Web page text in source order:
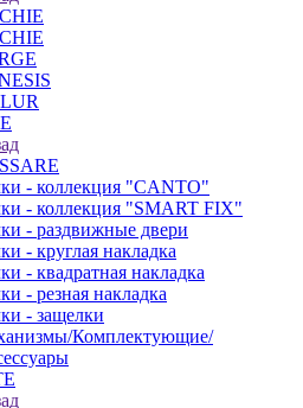
- коллекция "CANTO"
- коллекция "SMART FIX"
- раздвижные двери
- круглая накладка
- квадратная накладка
- резная накладка
- защелки
Комплектующие/